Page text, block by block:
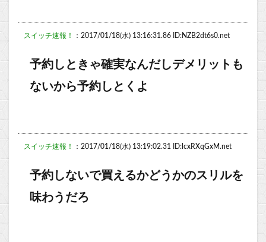
スイッチ速報！ ：2017/01/18(水) 13:16:31.86 ID:NZB2dt6s0.net
予約しときゃ確実なんだしデメリットも
ないから予約しとくよ
スイッチ速報！ ：2017/01/18(水) 13:19:02.31 ID:lcxRXqGxM.net
予約しないで買えるかどうかのスリルを
味わうだろ